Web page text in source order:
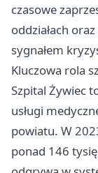
czasowe
oddziałach
sygnałem
Kluczowa rola
Szpital Żywiec
usługi
powiatu. W
ponad 146